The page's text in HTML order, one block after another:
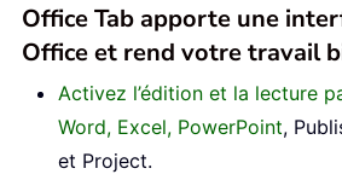
Office Tab apporte une
Office et rend votre travail
Activez l’édition et la lecture
Word, Excel, PowerPoint,
et Project.